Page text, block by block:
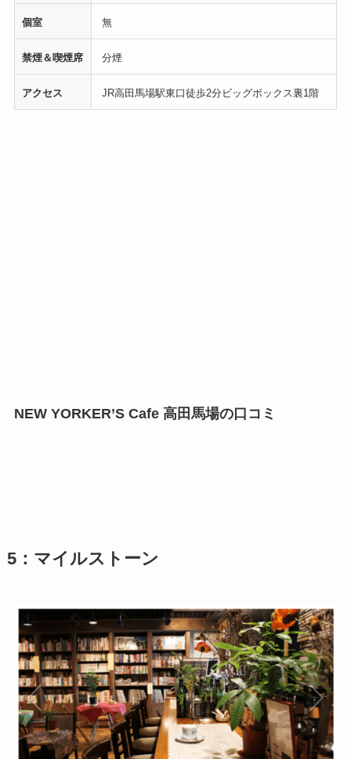
個室 無
禁煙＆喫煙席 分煙
アクセス JR高田馬場駅東口徒歩2分ビッグボックス裏1階
NEW YORKER’S Cafe 高田馬場の口コミ
5：マイルストーン